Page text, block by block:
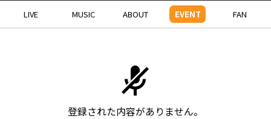
LIVE MUSIC ABOUT EVENT FAN
登録された内容がありません。